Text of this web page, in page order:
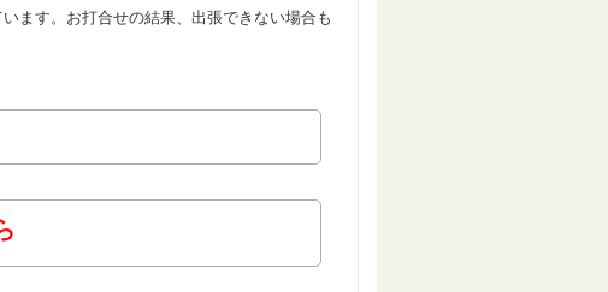
ます。お打合せの結果、出張できない場合も